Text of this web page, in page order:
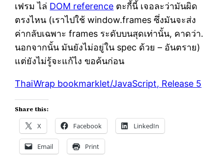
เฟรม ไล่ DOM reference ตะกี้นี้ เจอละว่ามันผิด
ตรงไหน (เราไปใช้ window.frames ซึ่งมันจะส่ง
ค่ากลับเฉพาะ frames ระดับบนสุดเท่านั้น, คาดว่า.
นอกจากนั้น มันยังไม่อยู่ใน spec ด้วย – อันตราย)
แต่ยังไม่รู้จะแก้ไง ขอค้นก่อน
ThaiWrap bookmarklet/JavaScript, Release 5
Share this:
X Facebook LinkedIn
Email Print